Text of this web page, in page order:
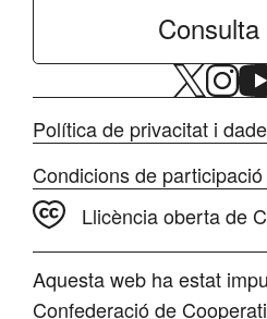
Política de privacitat i
Condicions de participació
Llicència oberta de
Aquesta web ha estat
Confederació de